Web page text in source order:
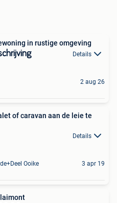
in rustige omgeving
Details
2 aug 26
of caravan aan de leie te
Details
Ooike 3 apr 19